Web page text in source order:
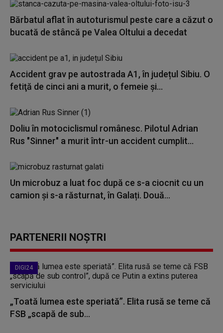
Bărbatul aflat în autoturismul peste care a căzut o
bucată de stâncă pe Valea Oltului a decedat
Accident grav pe autostrada A1, în județul Sibiu. O
fetiţă de cinci ani a murit, o femeie și...
Doliu în motociclismul românesc. Pilotul Adrian
Rus "Sinner" a murit într-un accident cumplit...
Un microbuz a luat foc după ce s-a ciocnit cu un
camion și s-a răsturnat, în Galați. Două...
PARTENERII NOȘTRI
DIGI24
„Toată lumea este speriată”. Elita rusă se teme că
FSB „scapă de sub...